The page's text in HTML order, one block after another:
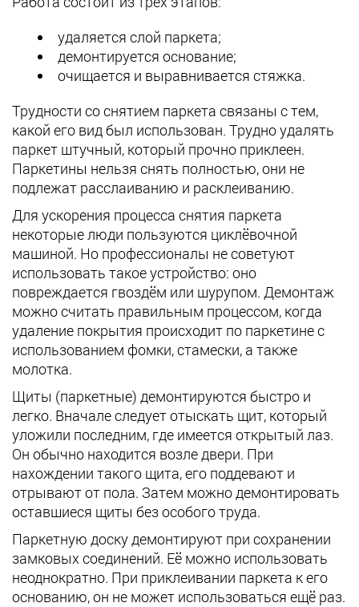
удаляется слой паркета;
демонтируется основание;
очищается и выравнивается стяжка.
Трудности со снятием паркета связаны с тем,
какой его вид был использован. Трудно удалять
паркет штучный, который прочно приклеен.
Паркетины нельзя снять полностью, они не
подлежат расслаиванию и расклеиванию.
Для ускорения процесса снятия паркета
некоторые люди пользуются циклёвочной
машиной. Но профессионалы не советуют
использовать такое устройство: оно
повреждается гвоздём или шурупом. Демонтаж
можно считать правильным процессом, когда
удаление покрытия происходит по паркетине с
использованием фомки, стамески, а также
молотка.
Щиты (паркетные) демонтируются быстро и
легко. Вначале следует отыскать щит, который
уложили последним, где имеется открытый лаз.
Он обычно находится возле двери. При
нахождении такого щита, его поддевают и
отрывают от пола. Затем можно демонтировать
оставшиеся щиты без особого труда.
Паркетную доску демонтируют при сохранении
замковых соединений. Её можно использовать
неоднократно. При приклеивании паркета к его
основанию, он не может использоваться ещё раз.